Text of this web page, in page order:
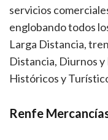
servicios
englobando todos
Larga Distancia,
Distancia, Diurnos
Históricos y
Renfe